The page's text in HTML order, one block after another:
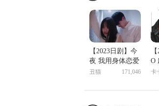
【2023日剧】今
夜 我用身体恋爱
第二季 01-04171,046
丑猫
O
町
卡